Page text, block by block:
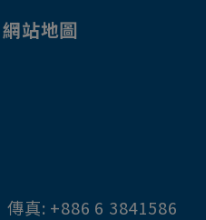
網站地圖
傳真: +886 6 3841586